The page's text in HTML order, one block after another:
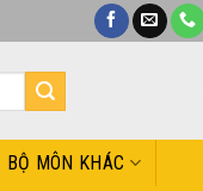
BỘ MÔN KHÁC